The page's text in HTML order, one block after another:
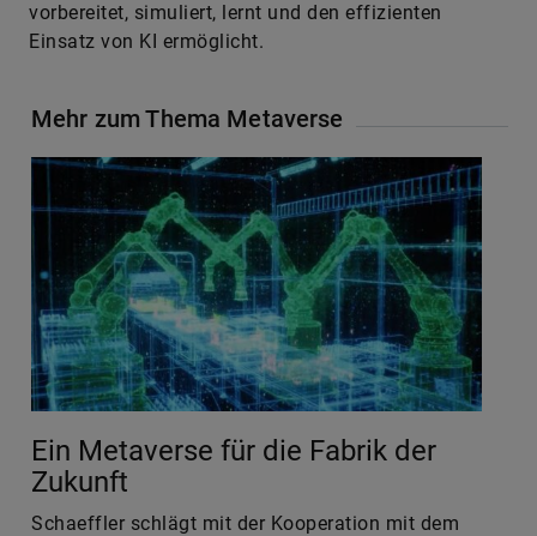
vorbereitet, simuliert, lernt und den effizienten
Einsatz von KI ermöglicht.
Mehr zum Thema Metaverse
Ein Metaverse für die Fabrik der
Zukunft
Schaeffler schlägt mit der Kooperation mit dem